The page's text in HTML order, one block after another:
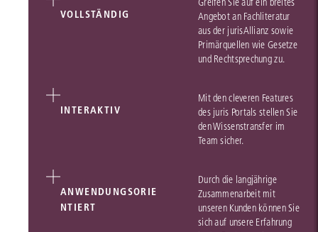
VOLLSTÄNDIG
Greifen Sie auf ein breites
Angebot an Fachliteratur
aus der jurisAllianz sowie
Primärquellen wie Gesetze
und Rechtsprechung zu.
INTERAKTIV
Mit den cleveren Features
des juris Portals stellen Sie
den Wissenstransfer im
Team sicher.
ANWENDUNGSORIE
NTIERT
Durch die langjährige
Zusammenarbeit mit
unseren Kunden können Sie
sich auf unsere Erfahrung